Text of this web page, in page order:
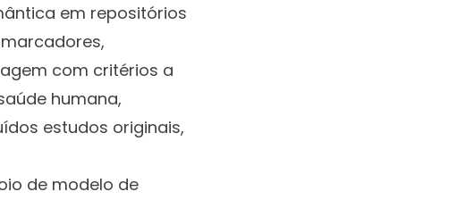
em repositórios
com critérios a
humana,
estudos originais,
de modelo de